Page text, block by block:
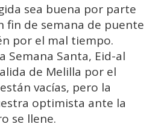
sea buena por parte
fin de semana de puente
por el mal tiempo.
Semana Santa, Eid-al
de Melilla por el
vacías, pero la
optimista ante la
se llene.